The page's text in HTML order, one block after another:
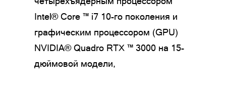
Intel® Core ™ i7 10-го поколения и
графическим процессором (GPU)
NVIDIA® Quadro RTX ™ 3000 на 15-
дюймовой модели,